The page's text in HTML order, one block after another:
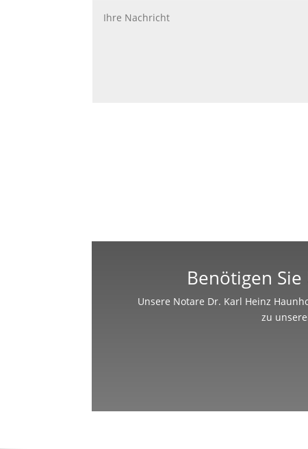
Benötigen
Unsere Notare Dr. Karl Heinz
zu